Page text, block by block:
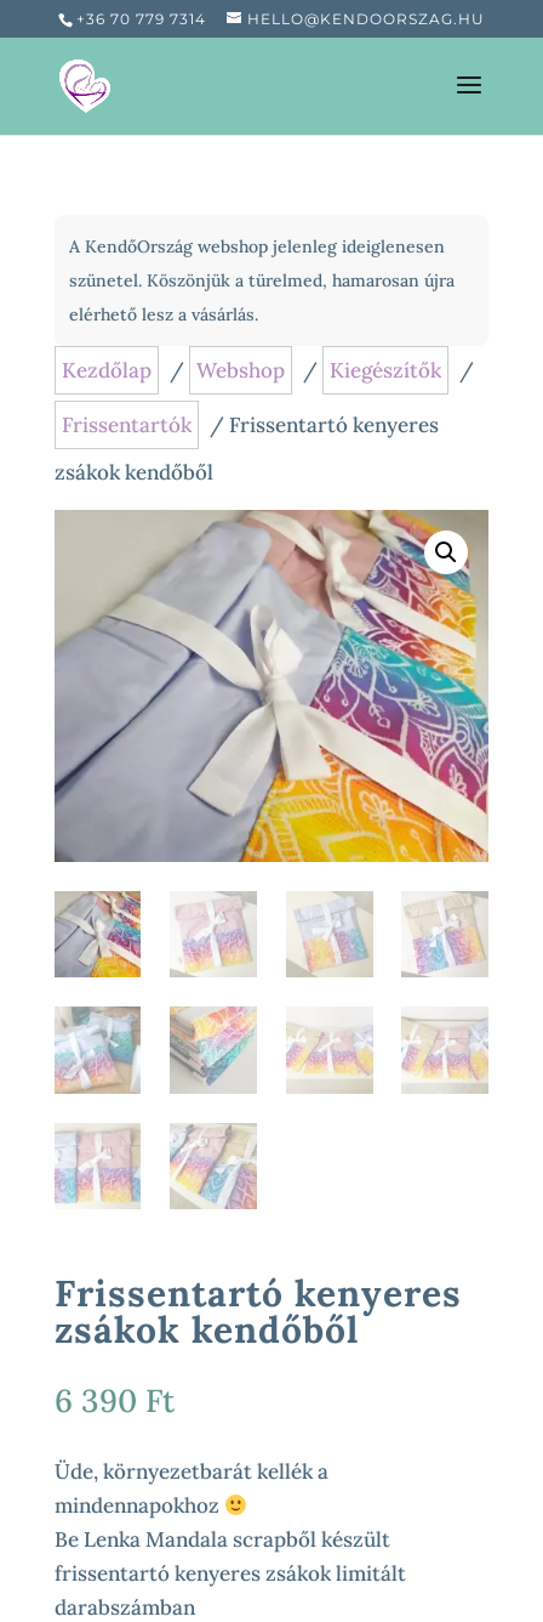
+36 70 779 7314 HELLO@KENDOORSZAG.HU
A KendőOrszág webshop jelenleg ideiglenesen
szünetel. Köszönjük a türelmed, hamarosan újra
elérhető lesz a vásárlás.
Kezdőlap / Webshop / Kiegészítők /
Frissentartók
/ Frissentartó kenyeres
zsákok kendőből
Frissentartó kenyeres
zsákok kendőből
6 390 Ft
Üde, környezetbarát kellék a
mindennapokhoz
Be Lenka Mandala scrapből készült
frissentartó kenyeres zsákok limitált
darabszámban